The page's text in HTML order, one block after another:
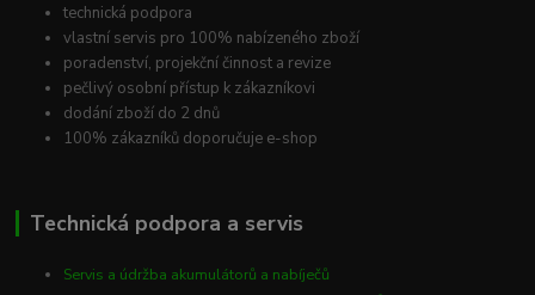
technická podpora
vlastní servis pro 100% nabízeného zboží
poradenství, projekční činnost a revize
pečlivý osobní přístup k zákazníkovi
dodání zboží do 2 dnů
100% zákazníků doporučuje e-shop
Technická podpora a servis
Servis a údržba akumulátorů a nabíječů